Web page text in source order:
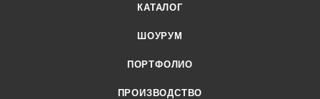
КАТАЛОГ
ШОУРУМ
ПОРТФОЛИО
ПРОИЗВОДСТВО